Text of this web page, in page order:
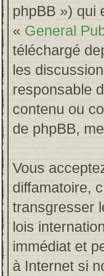
phpBB ») qui
« General
téléchargé
les
responsable
contenu ou
de phpBB,
Vous
diffamatoire,
transgresser
lois
immédiat et
à Internet si